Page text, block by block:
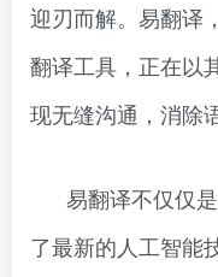
迎刃而解。易翻译
翻译工具，正在以
现无缝沟通，消除
易翻译不仅仅
了最新的人工智能